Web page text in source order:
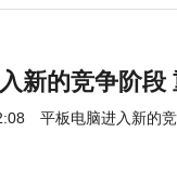
新的竞争阶段
平板电脑进入新的